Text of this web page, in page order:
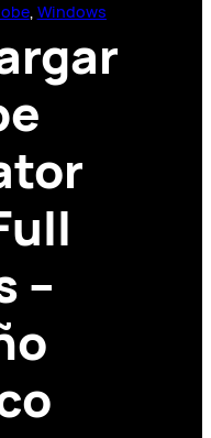
, Windows
–